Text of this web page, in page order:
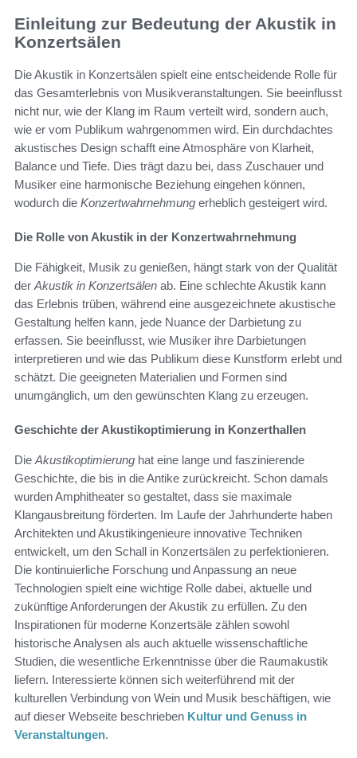
Einleitung zur Bedeutung der Akustik in
Konzertsälen
Die Akustik in Konzertsälen spielt eine entscheidende Rolle für
das Gesamterlebnis von Musikveranstaltungen. Sie beeinflusst
nicht nur, wie der Klang im Raum verteilt wird, sondern auch,
wie er vom Publikum wahrgenommen wird. Ein durchdachtes
akustisches Design schafft eine Atmosphäre von Klarheit,
Balance und Tiefe. Dies trägt dazu bei, dass Zuschauer und
Musiker eine harmonische Beziehung eingehen können,
wodurch die Konzertwahrnehmung erheblich gesteigert wird.
Die Rolle von Akustik in der Konzertwahrnehmung
Die Fähigkeit, Musik zu genießen, hängt stark von der Qualität
der Akustik in Konzertsälen ab. Eine schlechte Akustik kann
das Erlebnis trüben, während eine ausgezeichnete akustische
Gestaltung helfen kann, jede Nuance der Darbietung zu
erfassen. Sie beeinflusst, wie Musiker ihre Darbietungen
interpretieren und wie das Publikum diese Kunstform erlebt und
schätzt. Die geeigneten Materialien und Formen sind
unumgänglich, um den gewünschten Klang zu erzeugen.
Geschichte der Akustikoptimierung in Konzerthallen
Die Akustikoptimierung hat eine lange und faszinierende
Geschichte, die bis in die Antike zurückreicht. Schon damals
wurden Amphitheater so gestaltet, dass sie maximale
Klangausbreitung förderten. Im Laufe der Jahrhunderte haben
Architekten und Akustikingenieure innovative Techniken
entwickelt, um den Schall in Konzertsälen zu perfektionieren.
Die kontinuierliche Forschung und Anpassung an neue
Technologien spielt eine wichtige Rolle dabei, aktuelle und
zukünftige Anforderungen der Akustik zu erfüllen. Zu den
Inspirationen für moderne Konzertsäle zählen sowohl
historische Analysen als auch aktuelle wissenschaftliche
Studien, die wesentliche Erkenntnisse über die Raumakustik
liefern. Interessierte können sich weiterführend mit der
kulturellen Verbindung von Wein und Musik beschäftigen, wie
auf dieser Webseite beschrieben Kultur und Genuss in
Veranstaltungen.